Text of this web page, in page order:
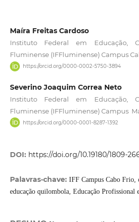
Maíra Freitas Cardoso
Instituto Federal em Educação,
Fluminense (IFFluminense) Campus
https://orcid.org/0000-0002-5750-3894
Severino Joaquim Correa Neto
Instituto Federal em Educação,
Fluminense (IFFluminense) Campus
https://orcid.org/0000-0001-8287-1392
DOI: https://doi.org/10.19180/1809-
Palavras-chave: IFF Campus Cabo Frio,
educação quilombola, Educação Profissional